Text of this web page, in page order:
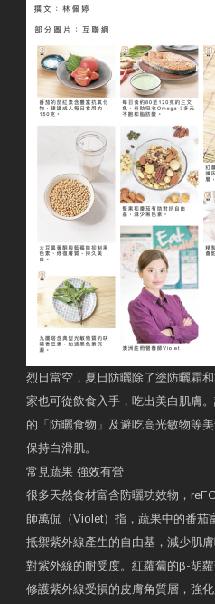
烈日當空，夏日防曬除了塗防曬霜
家也可從飲食入手，吃出美白肌膚
的「防曬食物」及避吃高光敏物等
保持白滑肌。
常見蔬果 強效有營
很多天然食材富含防曬功效物，
師萬侃（Violet）指，蔬果中的番茄
抵禦紫外線產生的自由基，減少肌
對紫外線的耐受度。紅蘿蔔的β-胡
修護紫外線受損的皮膚角質層，強